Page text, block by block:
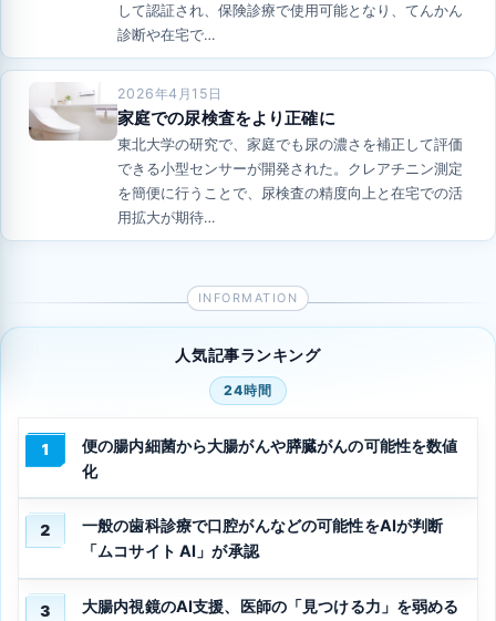
して認証され、保険診療で使用可能となり、てんかん
診断や在宅で…
2026年4月15日
家庭での尿検査をより正確に
東北大学の研究で、家庭でも尿の濃さを補正して評価
できる小型センサーが開発された。クレアチニン測定
を簡便に行うことで、尿検査の精度向上と在宅での活
用拡大が期待…
人気記事ランキング
24時間
1
便の腸内細菌から大腸がんや膵臓がんの可能性を数値
化
2
一般の歯科診療で口腔がんなどの可能性をAIが判断
「ムコサイト AI」が承認
3
大腸内視鏡のAI支援、医師の「見つける力」を弱める